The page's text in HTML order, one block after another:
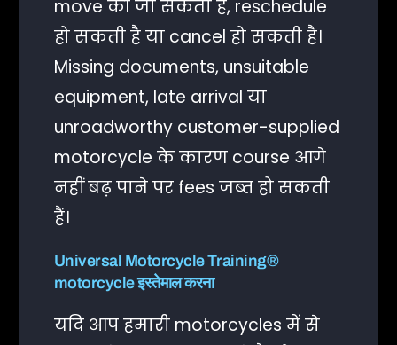
move की जा सकती है, reschedule
हो सकती है या cancel हो सकती है।
Missing documents, unsuitable
equipment, late arrival या
unroadworthy customer-supplied
motorcycle के कारण course आगे
नहीं बढ़ पाने पर fees जब्त हो सकती
हैं।
Universal Motorcycle Training®
motorcycle इस्तेमाल करना
यदि आप हमारी motorcycles में से